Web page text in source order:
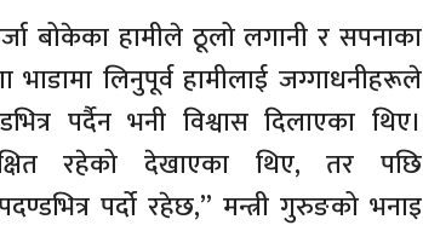
बोकेका हामीले ठूलो लगानी र सपनाका
लिनुपूर्व हामीलाई जग्गाधनीहरूले
पर्दैन भनी विश्वास दिलाएका थिए।
रहेको देखाएका थिए, तर पछि
पर्दो रहेछ,” मन्त्री गुरुङको भनाइ